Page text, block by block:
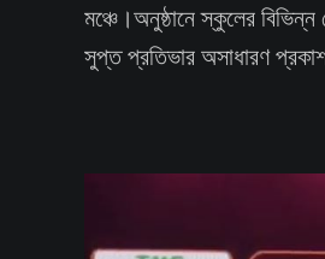
মঞ্চে।অনুষ্ঠানে স্কুলের বিভিন্ন
সুপ্ত প্রতিভার অসাধারণ